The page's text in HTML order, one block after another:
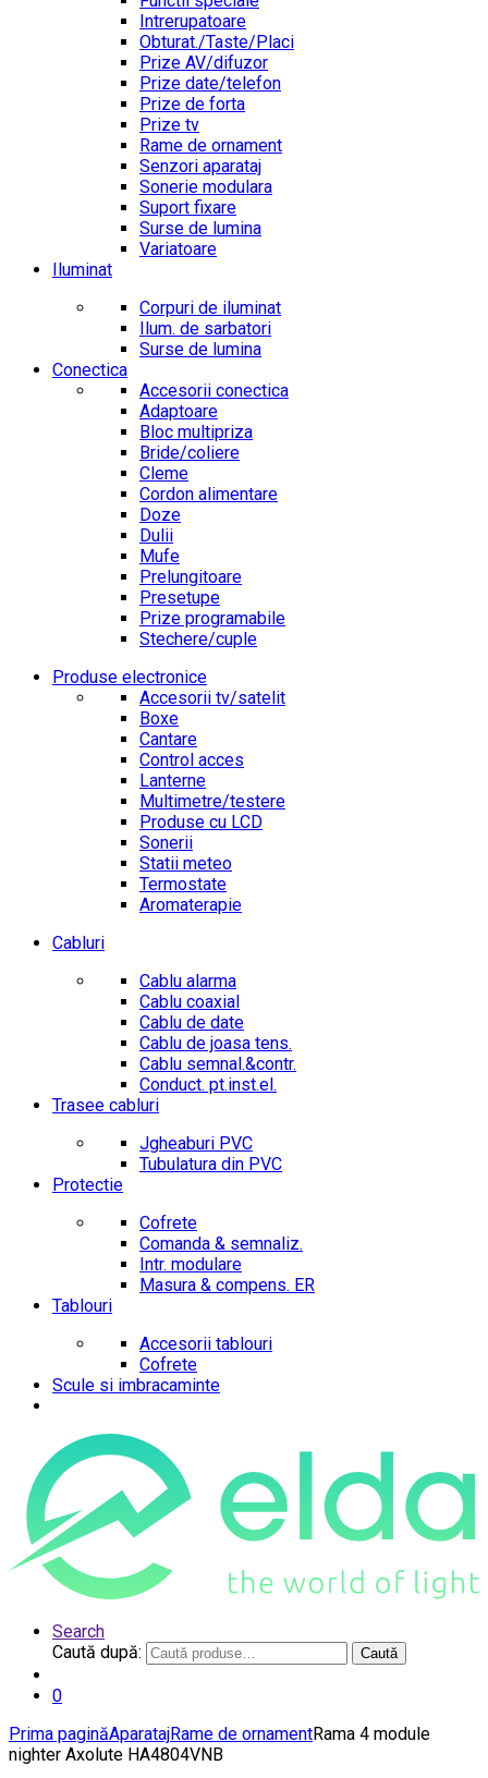
Intrerupatoare
Obturat./Taste/Placi
Prize AV/difuzor
Prize date/telefon
Prize de forta
Prize tv
Rame de ornament
Senzori aparataj
Sonerie modulara
Suport fixare
Surse de lumina
Variatoare
Iluminat
Corpuri de iluminat
Ilum. de sarbatori
Surse de lumina
Conectica
Accesorii conectica
Adaptoare
Bloc multipriza
Bride/coliere
Cleme
Cordon alimentare
Doze
Dulii
Mufe
Prelungitoare
Presetupe
Prize programabile
Stechere/cuple
Produse electronice
Accesorii tv/satelit
Boxe
Cantare
Control acces
Lanterne
Multimetre/testere
Produse cu LCD
Sonerii
Statii meteo
Termostate
Aromaterapie
Cabluri
Cablu alarma
Cablu coaxial
Cablu de date
Cablu de joasa tens.
Cablu semnal.&contr.
Conduct. pt.inst.el.
Trasee cabluri
Jgheaburi PVC
Tubulatura din PVC
Protectie
Cofrete
Comanda & semnaliz.
Intr. modulare
Masura & compens. ER
Tablouri
Accesorii tablouri
Cofrete
Scule si imbracaminte
Search
Caută după:
Caută
0
Prima paginăAparatajRame de ornamentRama 4 module
nighter Axolute HA4804VNB